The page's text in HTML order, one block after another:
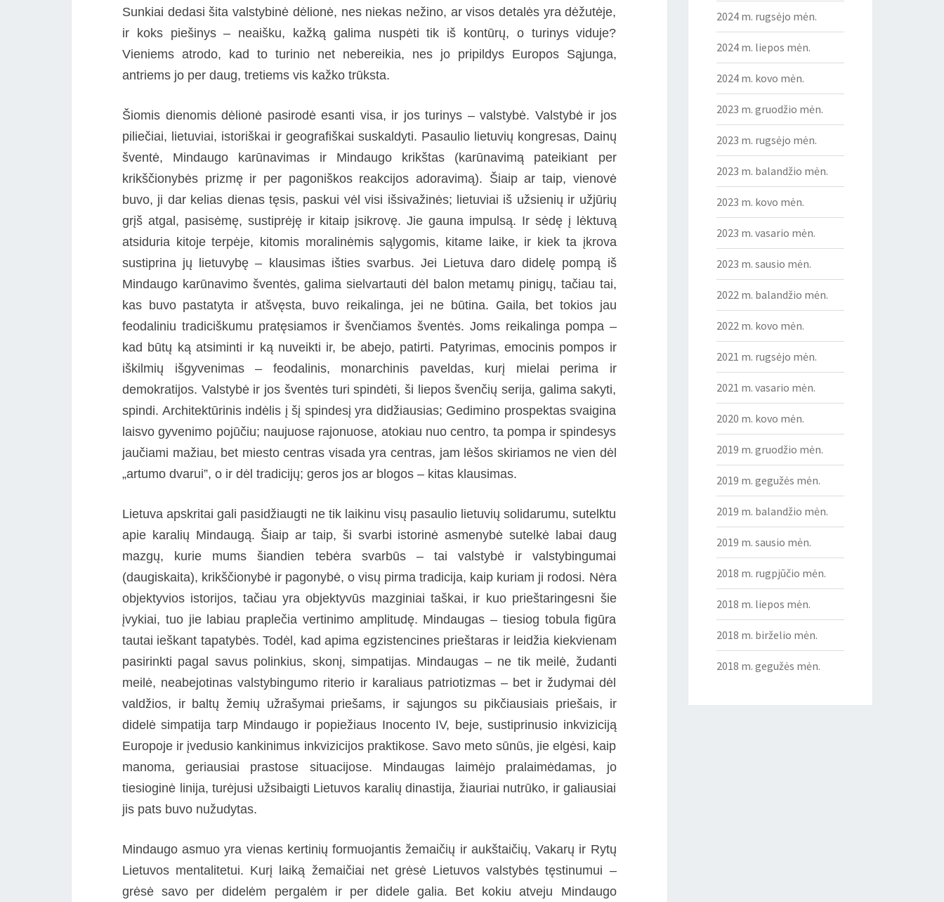
Sunkiai dedasi šita valstybinė dėlionė, nes niekas nežino, ar visos detalės yra dėžutėje,
ir koks piešinys – neaišku, kažką galima nuspėti tik iš kontūrų, o turinys viduje?
Vieniems atrodo, kad to turinio net nebereikia, nes jo pripildys Europos Sąjunga,
antriems jo per daug, tretiems vis kažko trūksta.
Šiomis dienomis dėlionė pasirodė esanti visa, ir jos turinys – valstybė. Valstybė ir jos
piliečiai, lietuviai, istoriškai ir geografiškai suskaldyti. Pasaulio lietuvių kongresas, Dainų
šventė, Mindaugo karūnavimas ir Mindaugo krikštas (karūnavimą pateikiant per
krikščionybės prizmę ir per pagoniškos reakcijos adoravimą). Šiaip ar taip, vienovė
buvo, ji dar kelias dienas tęsis, paskui vėl visi išsivažinės; lietuviai iš užsienių ir užjūrių
grįš atgal, pasisėmę, sustiprėję ir kitaip įsikrovę. Jie gauna impulsą. Ir sėdę į lėktuvą
atsiduria kitoje terpėje, kitomis moralinėmis sąlygomis, kitame laike, ir kiek ta įkrova
sustiprina jų lietuvybę – klausimas išties svarbus. Jei Lietuva daro didelę pompą iš
Mindaugo karūnavimo šventės, galima sielvartauti dėl balon metamų pinigų, tačiau tai,
kas buvo pastatyta ir atšvęsta, buvo reikalinga, jei ne būtina. Gaila, bet tokios jau
feodaliniu tradiciškumu pratęsiamos ir švenčiamos šventės. Joms reikalinga pompa –
kad būtų ką atsiminti ir ką nuveikti ir, be abejo, patirti. Patyrimas, emocinis pompos ir
iškilmių išgyvenimas – feodalinis, monarchinis paveldas, kurį mielai perima ir
demokratijos. Valstybė ir jos šventės turi spindėti, ši liepos švenčių serija, galima sakyti,
spindi. Architektūrinis indėlis į šį spindesį yra didžiausias; Gedimino prospektas svaigina
laisvo gyvenimo pojūčiu; naujuose rajonuose, atokiau nuo centro, ta pompa ir spindesys
jaučiami mažiau, bet miesto centras visada yra centras, jam lėšos skiriamos ne vien dėl
„artumo dvarui”, o ir dėl tradicijų; geros jos ar blogos – kitas klausimas.
Lietuva apskritai gali pasidžiaugti ne tik laikinu visų pasaulio lietuvių solidarumu, sutelktu
apie karalių Mindaugą. Šiaip ar taip, ši svarbi istorinė asmenybė sutelkė labai daug
mazgų, kurie mums šiandien tebėra svarbūs – tai valstybė ir valstybingumai
(daugiskaita), krikščionybė ir pagonybė, o visų pirma tradicija, kaip kuriam ji rodosi. Nėra
objektyvios istorijos, tačiau yra objektyvūs mazginiai taškai, ir kuo prieštaringesni šie
įvykiai, tuo jie labiau praplečia vertinimo amplitudę. Mindaugas – tiesiog tobula figūra
tautai ieškant tapatybės. Todėl, kad apima egzistencines prieštaras ir leidžia kiekvienam
pasirinkti pagal savus polinkius, skonį, simpatijas. Mindaugas – ne tik meilė, žudanti
meilė, neabejotinas valstybingumo riterio ir karaliaus patriotizmas – bet ir žudymai dėl
valdžios, ir baltų žemių užrašymai priešams, ir sąjungos su pikčiausiais priešais, ir
didelė simpatija tarp Mindaugo ir popiežiaus Inocento IV, beje, sustiprinusio inkviziciją
Europoje ir įvedusio kankinimus inkvizicijos praktikose. Savo meto sūnūs, jie elgėsi, kaip
manoma, geriausiai prastose situacijose. Mindaugas laimėjo pralaimėdamas, jo
tiesioginė linija, turėjusi užsibaigti Lietuvos karalių dinastija, žiauriai nutrūko, ir galiausiai
jis pats buvo nužudytas.
Mindaugo asmuo yra vienas kertinių formuojantis žemaičių ir aukštaičių, Vakarų ir Rytų
Lietuvos mentalitetui. Kurį laiką žemaičiai net grėsė Lietuvos valstybės tęstinumui –
grėsė savo per didelėm pergalėm ir per didele galia. Bet kokiu atveju Mindaugo
2024 m. rugsėjo mėn.
2024 m. liepos mėn.
2024 m. kovo mėn.
2023 m. gruodžio mėn.
2023 m. rugsėjo mėn.
2023 m. balandžio mėn.
2023 m. kovo mėn.
2023 m. vasario mėn.
2023 m. sausio mėn.
2022 m. balandžio mėn.
2022 m. kovo mėn.
2021 m. rugsėjo mėn.
2021 m. vasario mėn.
2020 m. kovo mėn.
2019 m. gruodžio mėn.
2019 m. gegužės mėn.
2019 m. balandžio mėn.
2019 m. sausio mėn.
2018 m. rugpjūčio mėn.
2018 m. liepos mėn.
2018 m. birželio mėn.
2018 m. gegužės mėn.